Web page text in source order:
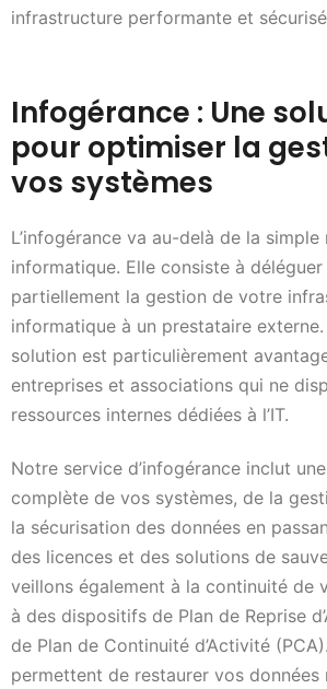
infrastructure performante et
Infogérance : Une
pour optimiser la
vos systèmes
L’infogérance va au-delà de la simple
informatique. Elle consiste à
partiellement la gestion de votre
informatique à un prestataire
solution est particulièrement
entreprises et associations qui ne
ressources internes dédiées à l’IT.
Notre service d’infogérance inclut
complète de vos systèmes, de la
la sécurisation des données en
des licences et des solutions de
veillons également à la continuité de
à des dispositifs de Plan de Reprise
de Plan de Continuité d’Activité
permettent de restaurer vos données